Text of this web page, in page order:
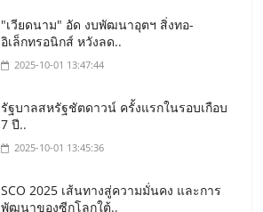
"เวียดนาม" อัด งบพัฒนาอุตฯ สิ่งทอ-
อิเล็กทรอนิกส์ หวังลด..
2025-10-01 13:47:44
รัฐบาลสหรัฐชัตดาวน์ ครั้งแรกในรอบเกือบ
7 ปี..
2025-10-01 13:45:36
SCO 2025 เส้นทางสู่ความมั่นคง และการ
พัฒนาของซีกโลกใต้..